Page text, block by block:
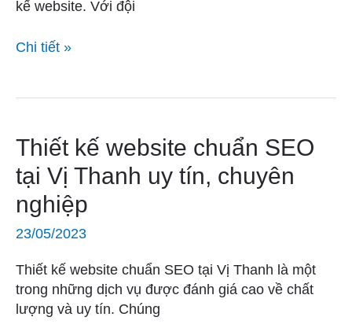
kế website. Với đội
tín,
nghiệp
Chi tiết »
Thiết kế website chuẩn SEO
tại Vị Thanh uy tín, chuyên
nghiệp
23/05/2023
Thiết kế website chuẩn SEO tại Vị Thanh là một
trong những dịch vụ được đánh giá cao về chất
lượng và uy tín. Chúng
Thiết
website
chuẩn
SEO
tại
Thanh
uy
tín,